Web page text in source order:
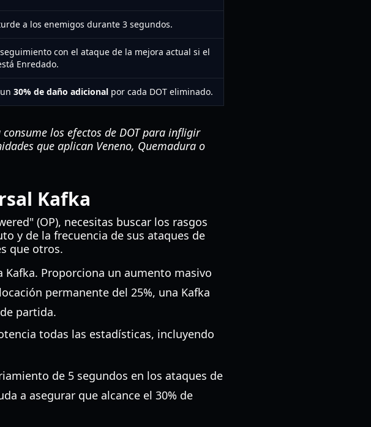
a los enemigos durante 3 segundos.
con el ataque de la mejora actual si el
Enredado.
30% de daño adicional por cada DOT eliminado.
los efectos de DOT para infligir
que aplican Veneno, Quemadura o
Kafka
(OP), necesitas buscar los rasgos
y de la frecuencia de sus ataques de
que otros.
Kafka. Proporciona un aumento masivo
permanente del 25%, una Kafka
partida.
todas las estadísticas, incluyendo
de 5 segundos en los ataques de
a asegurar que alcance el 30% de